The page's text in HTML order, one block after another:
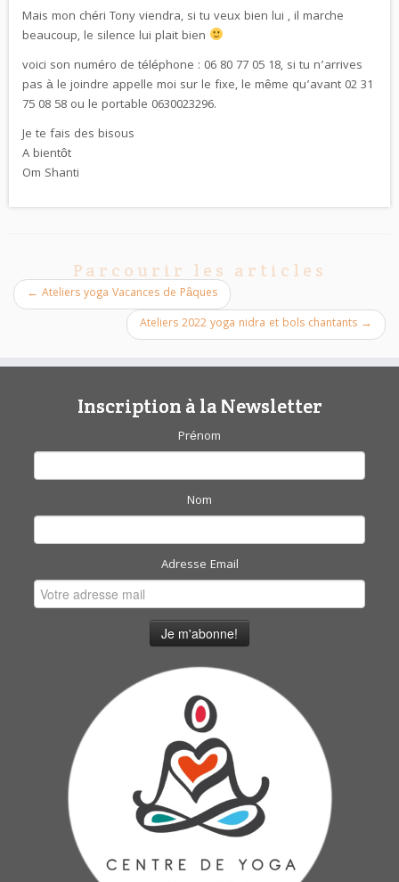
Mais mon chéri Tony viendra, si tu veux bien lui , il marche
beaucoup, le silence lui plait bien
voici son numéro de téléphone : 06 80 77 05 18, si tu n’arrives
pas à le joindre appelle moi sur le fixe, le même qu’avant 02 31
75 08 58 ou le portable 0630023296.
Je te fais des bisous
A bientôt
Om Shanti
Parcourir les articles
← Ateliers yoga Vacances de Pâques
Ateliers 2022 yoga nidra et bols chantants →
Inscription à la Newsletter
Prénom
Nom
Adresse Email